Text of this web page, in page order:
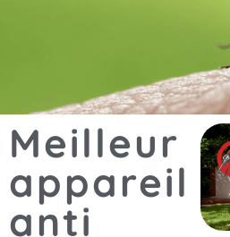
Meilleur
appareil
anti